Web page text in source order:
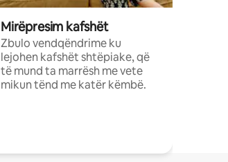
Mirëpresim kafshët
Zbulo vendqëndrime ku
lejohen kafshët shtëpiake, që
të mund ta marrësh me vete
mikun tënd me katër këmbë.